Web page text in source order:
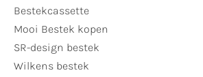
Bestekcassette
Mooi Bestek kopen
SR-design bestek
Wilkens bestek